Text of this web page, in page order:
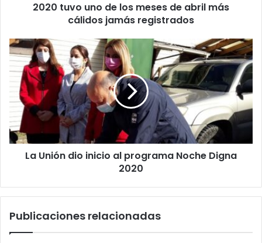
cálidos2020 tuvo uno de los meses de abril más
cálidos jamás registrados
La
Unión
dio
inicio
programa
Noche
Digna
2020
La Unión dio inicio al programa Noche Digna
2020
Publicaciones relacionadas